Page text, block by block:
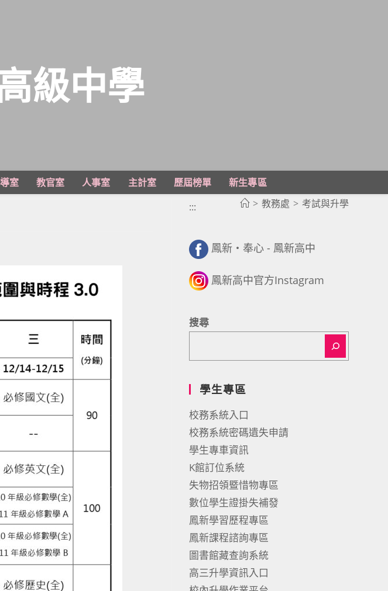
級中學
室 教官室 人事室 主計室 歷屆榜單
新生專區
> 教務處 > 考試與升學
:::
鳳新・奉心 - 鳳新高中
鳳新高中官方Instagram
搜尋
學生專區
校務系統入口
校務系統密碼遺失申請
學生專車資訊
K館訂位系統
失物招領暨惜物專區
數位學生證掛失補發
鳳新學習歷程專區
鳳新課程諮詢專區
圖書館藏查詢系統
高三升學資訊入口